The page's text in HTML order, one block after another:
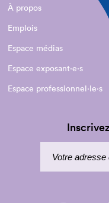
À propos
Emplois
Espace médias
Espace exposant·e⋅s
Espace professionnel·le⋅s